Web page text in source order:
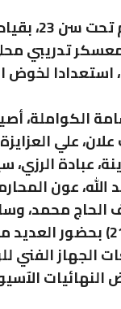
أعلن الجهاز الفني
للدخول في معسكر
الحالي، استعدادا
الكواملة،
علي
عبادة
عون
الحاج محمد،
واقتصرت القائمة على استدعاء اللاعبين
الجهاز الفني